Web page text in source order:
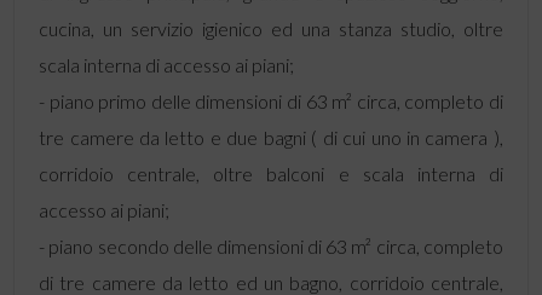
cucina, un servizio igienico ed una stanza studio, oltre
scala interna di accesso ai piani;
- piano primo delle dimensioni di 63 m² circa, completo di
tre camere da letto e due bagni ( di cui uno in camera ),
corridoio centrale, oltre balconi e scala interna di
accesso ai piani;
- piano secondo delle dimensioni di 63 m² circa, completo
di tre camere da letto ed un bagno, corridoio centrale,